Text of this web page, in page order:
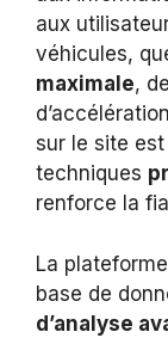
aux
véhicules,
maximale,
sur le site
techniques
renforce la
La
base de
d’analyse